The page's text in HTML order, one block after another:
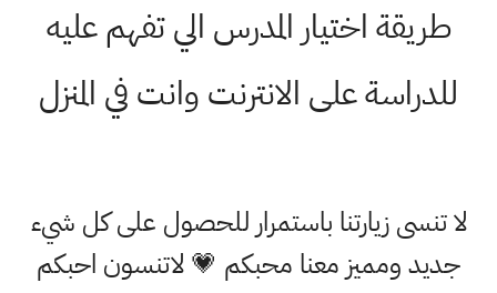
طريقة اختيار المدرس الي تفهم عليه
للدراسة على الانترنت وانت في المنزل
لا تنسى زيارتنا باستمرار للحصول على كل شيء
جديد ومميز معنا محبكم 💗 لاتنسون احبكم